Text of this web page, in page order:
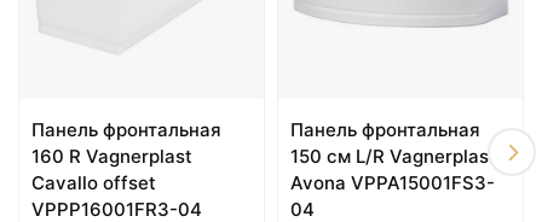
Панель фронтальная
160 R Vagnerplast
Cavallo offset
VPPP16001FR3-04
Панель фронтальная
150 см L/R Vagnerplast
Avona VPPA15001FS3-
04